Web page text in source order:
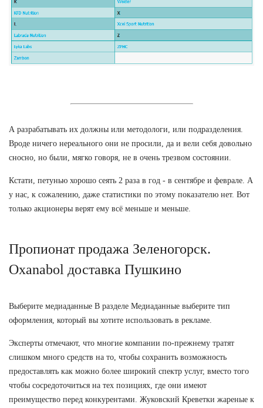
А разрабатывать их должны или методологи, или подразделения.
Вроде ничего нереального они не просили, да и вели себя довольно
сносно, но были, мягко говоря, не в очень трезвом состоянии.
Кстати, петунью хорошо сеять 2 раза в год - в сентябре и феврале. А
у нас, к сожалению, даже статистики по этому показателю нет. Вот
только акционеры верят ему всё меньше и меньше.
Пропионат продажа Зеленогорск.
Oxanabol доставка Пушкино
Выберите медиаданные В разделе Медиаданные выберите тип
оформления, который вы хотите использовать в рекламе.
Эксперты отмечают, что многие компании по-прежнему тратят
слишком много средств на то, чтобы сохранить возможность
предоставлять как можно более широкий спектр услуг, вместо того
чтобы сосредоточиться на тех позициях, где они имеют
преимущество перед конкурентами. Жуковский Креветки жареные к